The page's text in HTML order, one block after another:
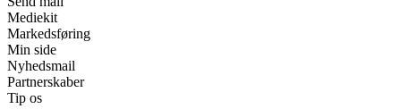
Mediekit
Markedsføring
Min side
Nyhedsmail
Partnerskaber
Tip os